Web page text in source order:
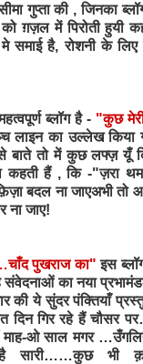
गुप्ता की , जिनका
को ग़ज़ल में पिरोती हुयी
मे समाई है, रोशनी के
ब्लॉग है - "कुछ
लाइन का उल्लेख
बाते तो में कुछ लफ्ज़ यूँ
कहती हैं , कि -"ज़रा
बदल ना जाएअभी तो
ना जाए!
पुखराज का" इस
का नया
की ये सुंदर पंक्तियाँ
दिन गिर रहे हैं चौसर
ओ साल मगर
सारी……कुछ भी